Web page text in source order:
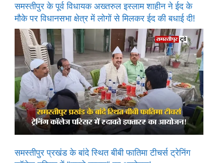
समस्तीपुर के पूर्व विधायक अख्तरुल इस्लाम शाहीन ने ईद के
मौके पर विधानसभा क्षेत्र में लोगों से मिलकर ईद की बधाई दी!
समस्तीपुर प्रखंड के बांदे स्थित बीबी फातिमा टीचर्स ट्रेनिंग